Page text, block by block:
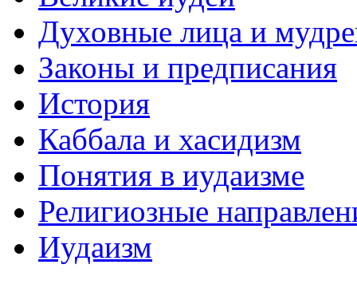
Духовные лица и
Законы и предписания
История
Каббала и хасидизм
Понятия в иудаизме
Религиозные
Иудаизм